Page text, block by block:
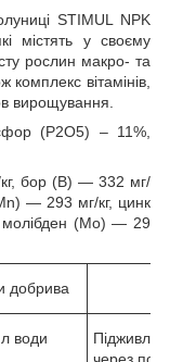
STIMUL NPK
містять у своєму
рослин макро- та
вітамінів,
вирощування.
(P2О5) – 11%,
бор (В) — 332 мг/
— 293 мг/кг, цинк
молібден (Мо) — 29
добрива
води
через